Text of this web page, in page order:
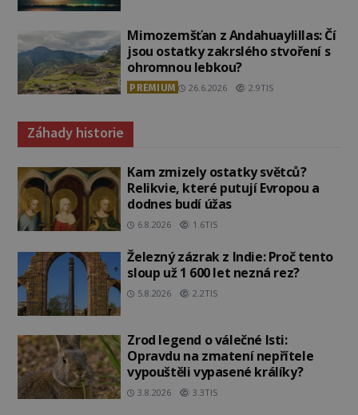
Mimozemšťan z Andahuaylillas: Čí
jsou ostatky zakrslého stvoření s
ohromnou lebkou?
PREMIUM 26.6.2026 2.9TIS
Záhady historie
Kam zmizely ostatky světců?
Relikvie, které putují Evropou a
dodnes budí úžas
6.8.2026 1.6TIS
Železný zázrak z Indie: Proč tento
sloup už 1 600 let nezná rez?
5.8.2026 2.2TIS
Zrod legend o válečné lsti:
Opravdu na zmatení nepřítele
vypouštěli vypasené králíky?
3.8.2026 3.3TIS